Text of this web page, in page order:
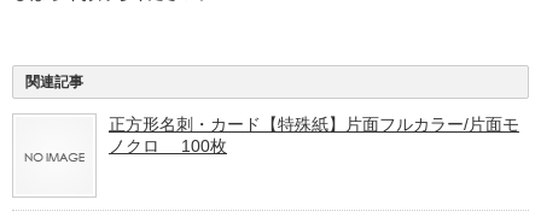
関連記事
正方形名刺・カード【特殊紙】片面フルカラー/片面モ
ノクロ 100枚